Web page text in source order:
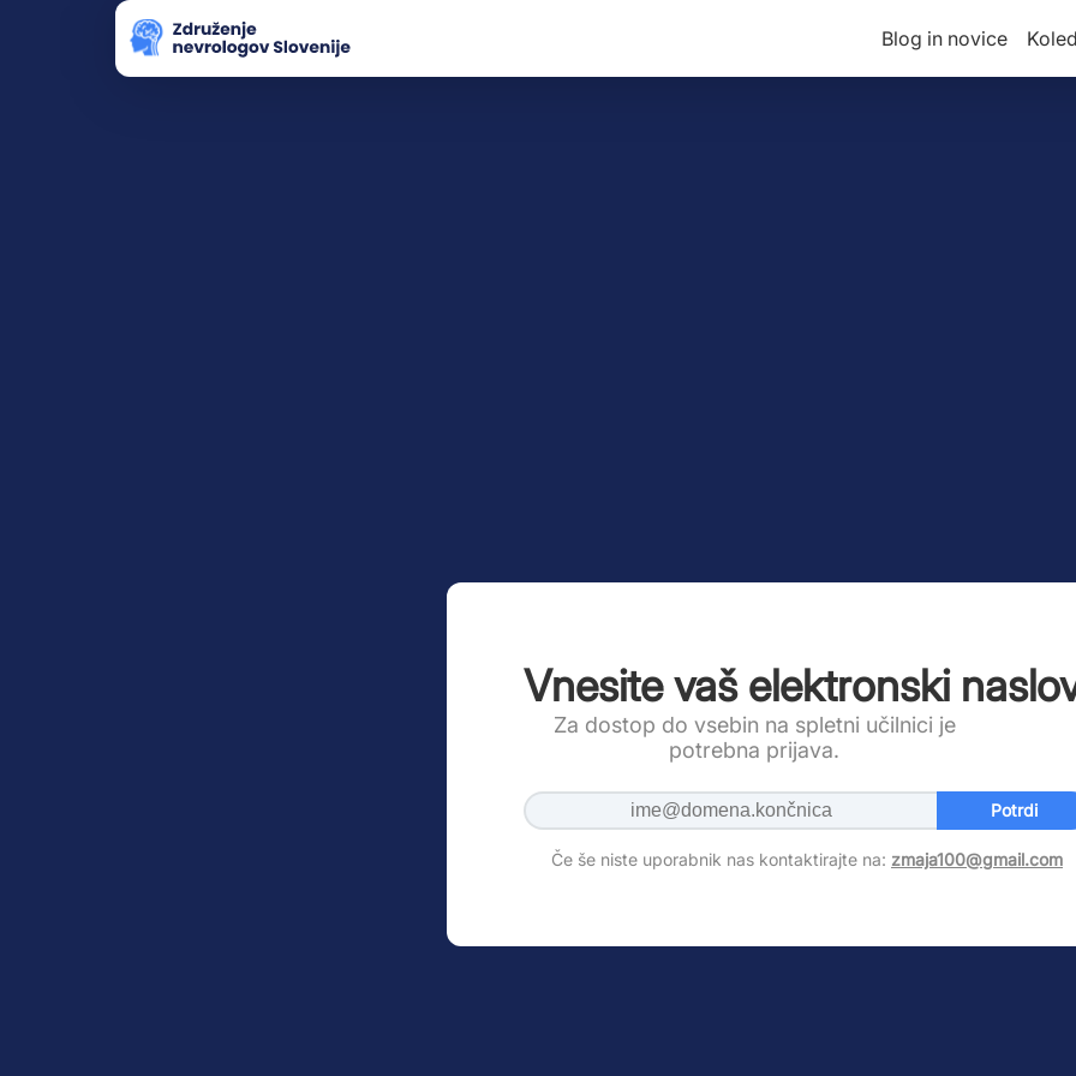
Blog in novice
Vnesite vaš elektronski
Za dostop do vsebin na spletni učilnici je
potrebna prijava.
Potrdi
Če še niste uporabnik nas kontaktirajte na: zmaja100@gmail.com